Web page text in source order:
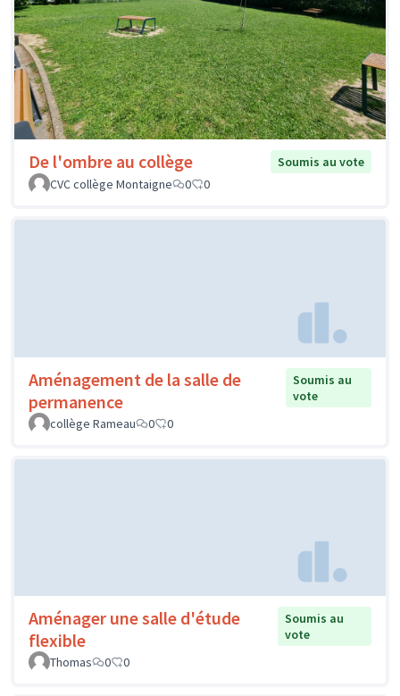
De l'ombre au collège
Soumis au vote
CVC collège Montaigne
0 0
Aménagement de la salle de
permanence
Soumis au
vote
collège Rameau
0 0
Aménager une salle d'étude
flexible
Soumis au
vote
Thomas
0 0